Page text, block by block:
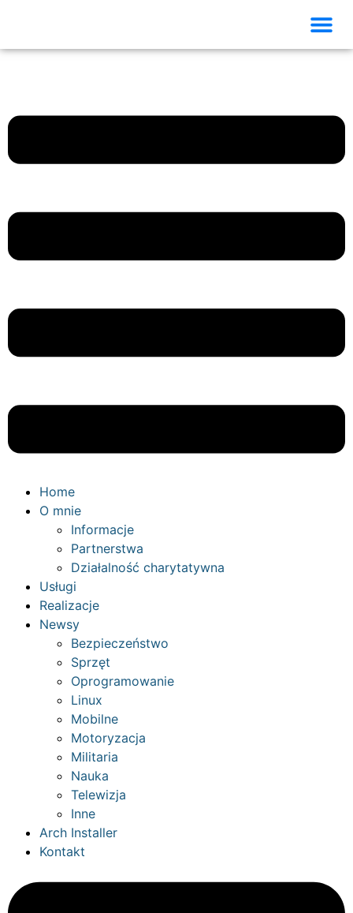
Home
O mnie
Informacje
Partnerstwa
Działalność charytatywna
Usługi
Realizacje
Newsy
Bezpieczeństwo
Sprzęt
Oprogramowanie
Linux
Mobilne
Motoryzacja
Militaria
Nauka
Telewizja
Inne
Arch Installer
Kontakt